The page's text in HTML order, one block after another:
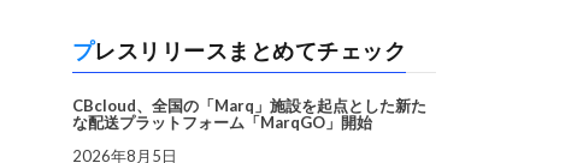
プレスリリースまとめてチェック
CBcloud、全国の「Marq」施設を起点とした新た
な配送プラットフォーム「MarqGO」開始
2026年8月5日